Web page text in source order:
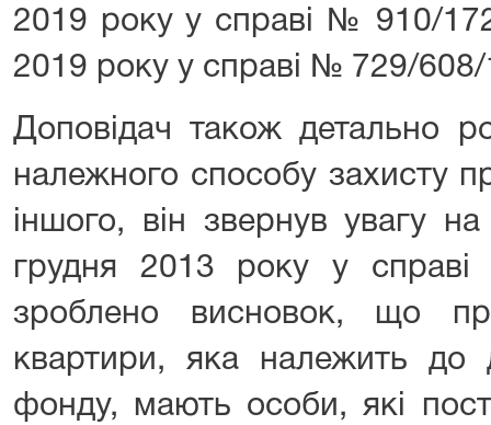
2019 року у справі № 910/
2019 року у справі № 729/
Доповідач також детально
належного способу захисту
іншого, він звернув увагу
грудня 2013 року у
зроблено висновок, що
квартири, яка належить до
фонду, мають особи, які